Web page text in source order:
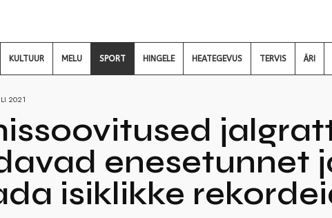
KULTUUR MELU SPORT HINGELE HEATEGEVUS TERVIS ÄRI
2021
enesetunnet
isiklikke